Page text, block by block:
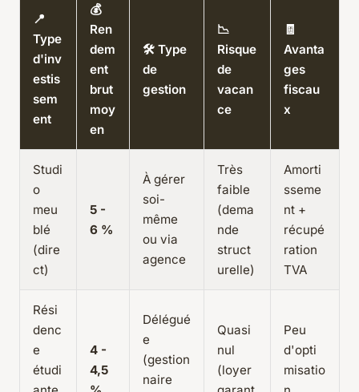
📍
Type
d'inv
estis
sem
ent
💰
Ren
dem
ent
brut
moy
en
🛠️ Type
de
gestion
📉
Risque
de
vacan
ce
🧾
Avanta
ges
fiscau
x
Studi
o
meu
blé
(dire
ct)
5 -
6 %
À gérer
soi-
même
ou via
agence
Très
faible
(dema
nde
struct
urelle)
Amorti
sseme
nt +
récupé
ration
TVA
Rési
denc
e
étudi
4 -
4,5
Délégué
e
(gestion
naire
Quasi
nul
(loyer
Peu
d'opti
misatio